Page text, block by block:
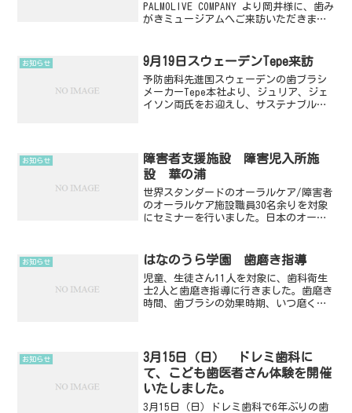
PALMOLIVE COMPANY より岡井様に、歯み
がきミュージアムへご来訪いただきまし
スのシェアを誇る...
お知らせ 9月19日スウェーデンTepe来訪
予防歯科先進国スウェーデンの歯ブラシ
メーカーTepe本社より、ジュリア、ジェ
イソン両氏をお迎えし、サステナブル用
お知らせ
障害者支援施設 障害児入所施
設 華の浦
世界スタンダードのオーラルケア/障害者
のオーラルケア施設職員30名余りを対象
にセミナーを行いました。日本のオーラ
ちの会社で開発中の感性マーケディング
を取り入れた商品開発...
お知らせ はなのうら学園 歯磨き指導
児童、生徒さん11人を対象に、歯科衛生
士2人と歯磨き指導に行きました。歯磨き
時間、歯ブラシの効果時期、いつ磨く
お知らせ
3月15日（日） ドレミ歯科に
て、こども歯医者さん体験を開催
いたしました。
3月15日（日）ドレミ歯科で6年ぶりの歯